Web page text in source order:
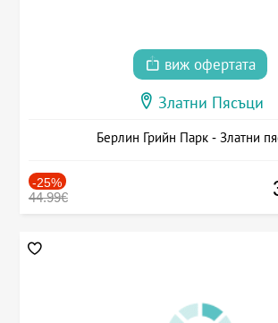
виж офертата
Златни Пясъци
Берлин Грийн Парк - Златни
-25%
44.99€